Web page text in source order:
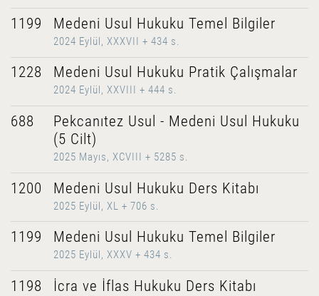
1199 Medeni Usul Hukuku Temel Bilgiler
2024 Eylül, XXXVII + 434 s.
1228 Medeni Usul Hukuku Pratik Çalışmalar
2024 Eylül, XXVIII + 444 s.
688
Pekcanıtez Usul - Medeni Usul Hukuku
(5 Cilt)
2025 Mayıs, XCVIII + 5285 s.
1200 Medeni Usul Hukuku Ders Kitabı
2025 Eylül, XL + 706 s.
1199 Medeni Usul Hukuku Temel Bilgiler
2025 Eylül, XXXV + 434 s.
1198 İcra ve İflas Hukuku Ders Kitabı